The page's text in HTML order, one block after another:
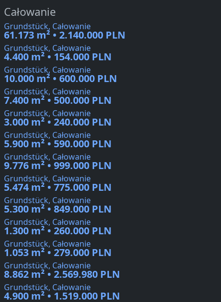
Całowanie
Grundstück, Całowanie
61.173 m² • 2.140.000 PLN
Grundstück, Całowanie
4.400 m² • 154.000 PLN
Grundstück, Całowanie
10.000 m² • 600.000 PLN
Grundstück, Całowanie
7.400 m² • 500.000 PLN
Grundstück, Całowanie
3.000 m² • 240.000 PLN
Grundstück, Całowanie
5.900 m² • 590.000 PLN
Grundstück, Całowanie
9.776 m² • 999.000 PLN
Grundstück, Całowanie
5.474 m² • 775.000 PLN
Grundstück, Całowanie
5.300 m² • 849.000 PLN
Grundstück, Całowanie
1.300 m² • 260.000 PLN
Grundstück, Całowanie
1.053 m² • 279.000 PLN
Grundstück, Całowanie
8.862 m² • 2.569.980 PLN
Grundstück, Całowanie
4.900 m² • 1.519.000 PLN